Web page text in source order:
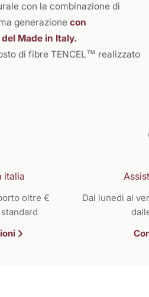
con la combinazione di
generazione con
Made in Italy.
di fibre TENCEL™ realizzato
italia
oltre €
Dal lunedì al